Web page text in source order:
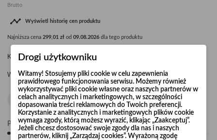
Brutto
 Wyświetl historię cen produktu
Najniższa cena 299,01 zł od 09.08.2026 dla tego produktu
Kolano segmentowe Ø400 30° R=1,5 x d
Waga kolana: 2,55 kg.
Pośpiesz się! Tylko 20sztuk w magazynie
Drogi użytkowniku
Witamy! Stosujemy pliki cookie w celu zapewnienia
prawidłowego funkcjonowania serwisu. Możemy również
wykorzystywać pliki cookie własne oraz naszych partnerów w
celach analitycznych i marketingowych, w szczególności
dopasowania treści reklamowych do Twoich preferencji.
Korzystanie z analitycznych i marketingowych plików cookie
wymaga zgody, którą możesz wyrazić, klikając „Zaakceptuj”.
Jeżeli chcesz dostosować swoje zgody dla nas i naszych
partnerów, kliknij „Zarządzaj cookies”. Wyrażoną zgodę